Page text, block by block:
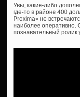
Увы, какие-либо
где-то в районе 400
Proxima» не
наиболее оперативно.
познавательный ролик